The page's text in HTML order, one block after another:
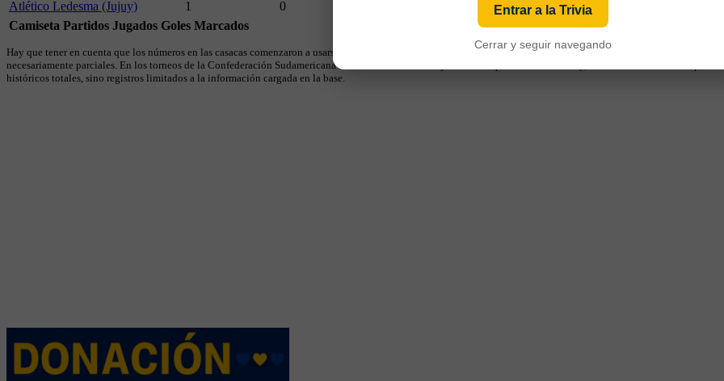
Atlético Ledesma (Jujuy)
1
0
Camiseta Partidos Jugados Goles Marcados
Hay que tener en cuenta que los números en las casacas comenzaron a usarse en 1949 y que hasta 1997 eran consecutivos, no fijos. Esa información aparecía sólo
necesariamente parciales. En los torneos de la Confederación Sudamericana se utiliza numeración fija desde sus primeras ediciones y, cuando ese dato está
históricos totales, sino registros limitados a la información cargada en la base.
Entrar a la Trivia
Cerrar y seguir navegando